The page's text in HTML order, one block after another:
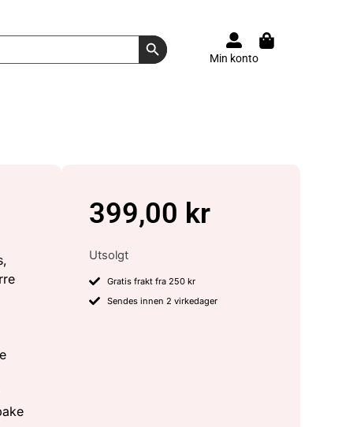
Search Button
Min konto
399,00 kr
Utsolgt
Gratis frakt fra 250 kr
Sendes innen 2 virkedager